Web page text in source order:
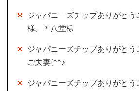
ジャパニーズチップありがと
様。＊八堂様
ジャパニーズチップありがと
ご夫妻(^^♪
ジャパニーズチップありがとう